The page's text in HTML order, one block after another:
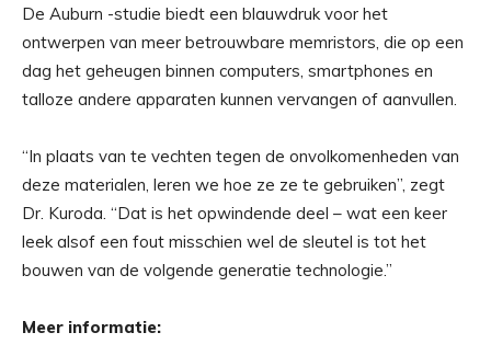
De Auburn -studie biedt een blauwdruk voor het
ontwerpen van meer betrouwbare memristors, die op een
dag het geheugen binnen computers, smartphones en
talloze andere apparaten kunnen vervangen of aanvullen.
“In plaats van te vechten tegen de onvolkomenheden van
deze materialen, leren we hoe ze ze te gebruiken”, zegt
Dr. Kuroda. “Dat is het opwindende deel – wat een keer
leek alsof een fout misschien wel de sleutel is tot het
bouwen van de volgende generatie technologie.”
Meer informatie: